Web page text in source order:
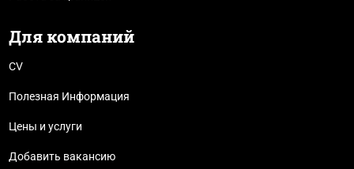
Для компаний
CV
Полезная Информация
Цены и услуги
Добавить вакансию